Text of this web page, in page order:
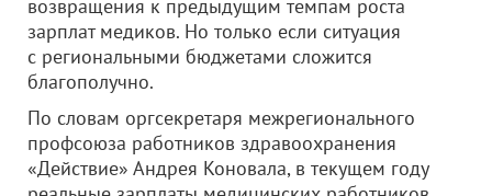
возвращения к предыдущим темпам роста
зарплат медиков. Но только если ситуация
с региональными бюджетами сложится
благополучно.
По словам оргсекретаря межрегионального
профсоюза работников здравоохранения
«Действие» Андрея Коновала, в текущем году